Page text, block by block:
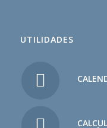
UTILIDADES